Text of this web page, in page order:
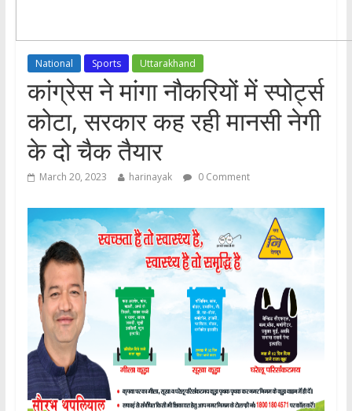
National Sports Uttarakhand
कांग्रेस ने मांगा नौकरियों में स्पोर्ट्स
कोटा, सरकार कह रही मानसी नेगी
के दो चैक तैयार
March 20, 2023 harinayak 0 Comment